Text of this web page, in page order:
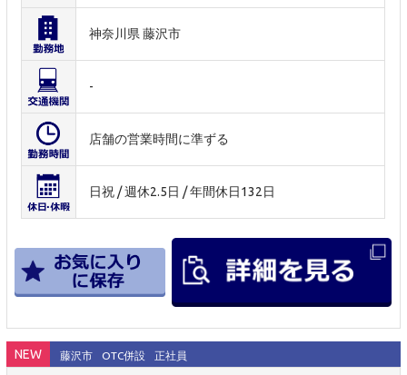
神奈川県 藤沢市
-
店舗の営業時間に準ずる
日祝 / 週休2.5日 / 年間休日132日
NEW 藤沢市 OTC併設 正社員